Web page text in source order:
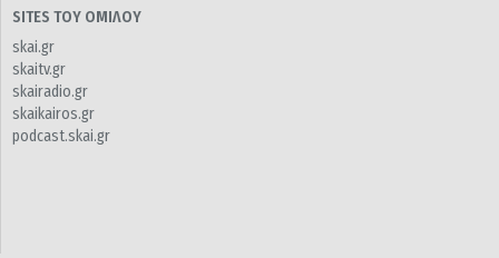
SITES ΤΟΥ ΟΜΙΛΟΥ
skai.gr
skaitv.gr
skairadio.gr
skaikairos.gr
podcast.skai.gr